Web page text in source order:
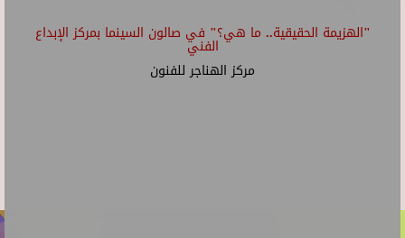
"الهزيمة الحقيقية.. ما هي؟" في صالون السينما بمركز الإبداع
الفني
مركز الهناجر للفنون